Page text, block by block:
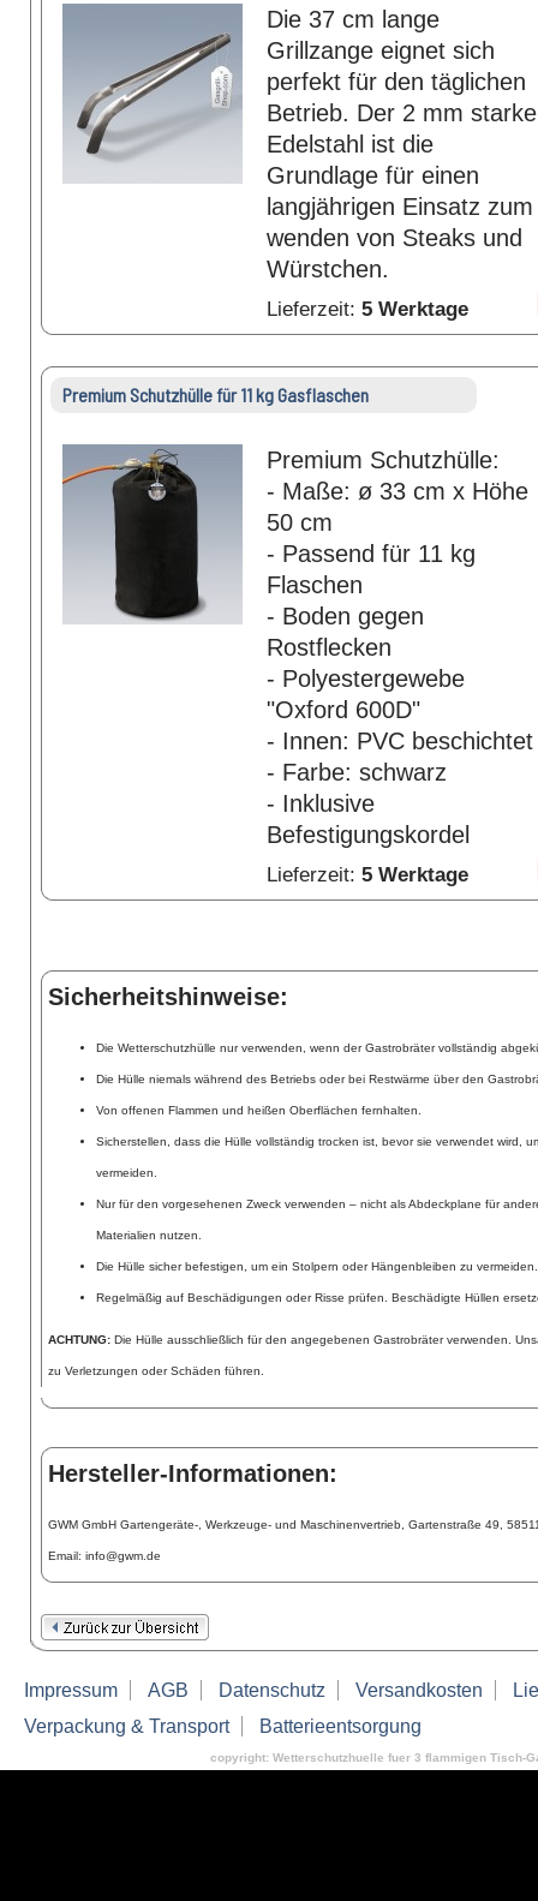
Die 37 cm lange
Grillzange eignet sich
perfekt für den täglichen
Betrieb. Der 2 mm starke
Edelstahl ist die
Grundlage für einen
langjährigen Einsatz zum
wenden von Steaks und
Würstchen.
Lieferzeit: 5 Werktage
Premium Schutzhülle für 11 kg Gasflaschen
Premium Schutzhülle:
- Maße: ø 33 cm x Höhe
50 cm
- Passend für 11 kg
Flaschen
- Boden gegen
Rostflecken
- Polyestergewebe
"Oxford 600D"
- Innen: PVC beschichtet
- Farbe: schwarz
- Inklusive
Befestigungskordel
Lieferzeit: 5 Werktage
Sicherheitshinweise:
Die Wetterschutzhülle nur verwenden, wenn der Gastrobräter vollständig
Die Hülle niemals während des Betriebs oder bei Restwärme über den
Von offenen Flammen und heißen Oberflächen fernhalten.
Sicherstellen, dass die Hülle vollständig trocken ist, bevor sie verwendet wird,
vermeiden.
Nur für den vorgesehenen Zweck verwenden – nicht als Abdeckplane für
Materialien nutzen.
Die Hülle sicher befestigen, um ein Stolpern oder Hängenbleiben zu vermeiden.
Regelmäßig auf Beschädigungen oder Risse prüfen. Beschädigte Hüllen
ACHTUNG: Die Hülle ausschließlich für den angegebenen Gastrobräter verwenden.
zu Verletzungen oder Schäden führen.
Hersteller-Informationen:
GWM GmbH Gartengeräte-, Werkzeuge- und Maschinenvertrieb, Gartenstraße 49,
Email: info@gwm.de
Impressum AGB Datenschutz Versandkosten
Verpackung & Transport
Batterieentsorgung
copyright: Wetterschutzhuelle fuer 3 flammigen Tisch-